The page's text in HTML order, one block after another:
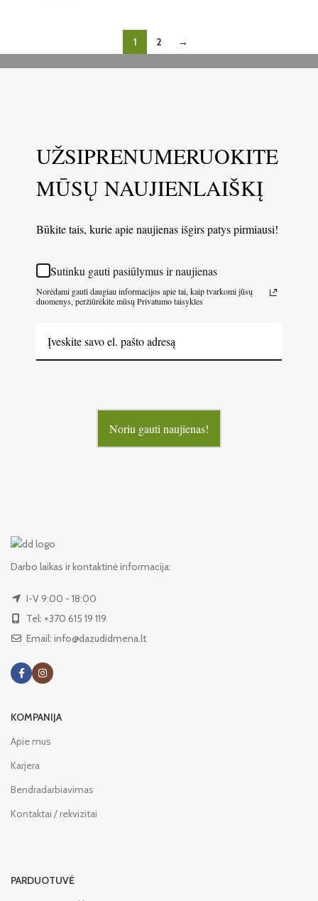
1 2 →
UŽSIPRENUMERUOKITE
MŪSŲ NAUJIENLAIŠKĮ
Būkite tais, kurie apie naujienas išgirs patys pirmiausi!
Sutinku gauti pasiūlymus ir naujienas
Norėdami gauti daugiau informacijos apie tai, kaip tvarkomi jūsų
duomenys, peržiūrėkite mūsų Privatumo taisykles
Noriu gauti naujienas!
Darbo laikas ir kontaktinė informacija:
I-V 9:00 - 18:00
Tel: +370 615 19 119
Email: info@dazudidmena.lt
KOMPANIJA
Apie mus
Karjera
Bendradarbiavimas
Kontaktai / rekvizitai
PARDUOTUVĖ